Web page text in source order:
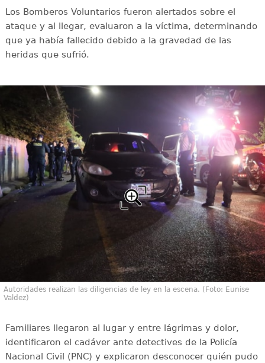
Los Bomberos Voluntarios fueron alertados sobre el
ataque y al llegar, evaluaron a la víctima, determinando
que ya había fallecido debido a la gravedad de las
heridas que sufrió.
Autoridades realizan las diligencias de ley en la escena. (Foto: Eunise
Valdez)
Familiares llegaron al lugar y entre lágrimas y dolor,
identificaron el cadáver ante detectives de la Policía
Nacional Civil (PNC) y explicaron desconocer quién pudo